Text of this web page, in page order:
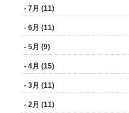
- 7月 (11)
- 6月 (11)
- 5月 (9)
- 4月 (15)
- 3月 (11)
- 2月 (11)